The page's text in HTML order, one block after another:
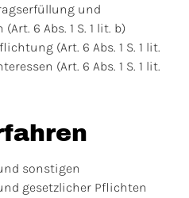
und
6 Abs. 1 S. 1 lit. b)
(Art. 6 Abs. 1 S. 1 lit.
(Art. 6 Abs. 1 S. 1 lit.
sonstigen
gesetzlicher Pflichten